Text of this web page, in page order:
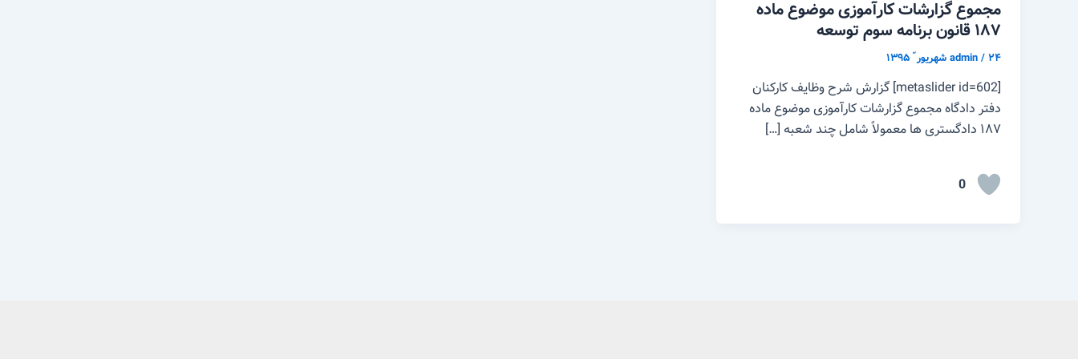
مجموع گزارشات کارآموزی موضوع ماده
۱۸۷ قانون برنامه سوم توسعه
admin/۲۴ شهریور ّ ۱۳۹۵
[metaslider id=602] گزارش شرح وظایف کارکنان
دفتر دادگاه مجموع گزارشات کارآموزی موضوع ماده
۱۸۷ دادگستری ها معمولاً شامل چند شعبه […]
0